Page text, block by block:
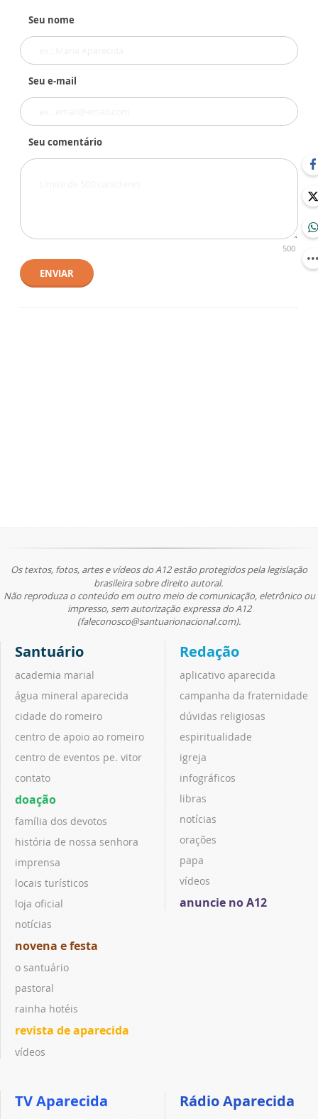
Seu nome
Seu e-mail
Seu comentário
500
ENVIAR
Os textos, fotos, artes e vídeos do A12 estão protegidos pela legislação
brasileira sobre direito autoral.
Não reproduza o conteúdo em outro meio de comunicação, eletrônico ou
impresso, sem autorização expressa do A12
(faleconosco@santuarionacional.com).
Santuário
academia marial
água mineral aparecida
cidade do romeiro
centro de apoio ao romeiro
centro de eventos pe. vitor
contato
doação
família dos devotos
história de nossa senhora
imprensa
locais turísticos
loja oficial
notícias
novena e festa
o santuário
pastoral
rainha hotéis
revista de aparecida
vídeos
Redação
aplicativo aparecida
campanha da fraternidade
dúvidas religiosas
espiritualidade
igreja
infográficos
libras
notícias
orações
papa
vídeos
anuncie no A12
TV Aparecida Rádio Aparecida